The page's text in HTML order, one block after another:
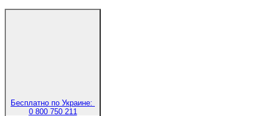
Бесплатно по Украине:
0 800 750 211